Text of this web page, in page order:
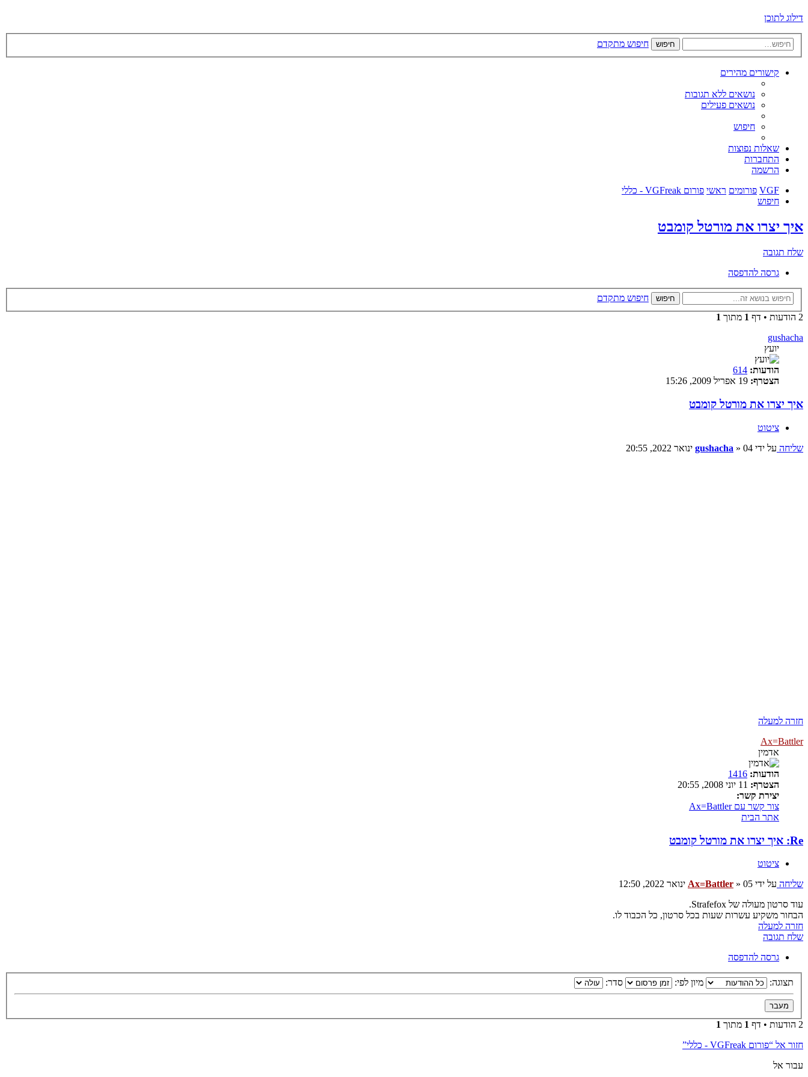
דילוג לתוכן
חיפוש חיפוש מתקדם
קישורים מהירים
נושאים ללא תגובות
נושאים פעילים
חיפוש
שאלות נפוצות
התחברות
הרשמה
VGF פורומים ראשי פורום VGFreak - כללי
חיפוש
איך יצרו את מורטל קומבט
שלח תגובה
גרסה להדפסה
חיפוש
חיפוש מתקדם
2 הודעות • דף
1 מתוך 1
gushacha
יועץ
הודעות: 614
הצטרף:
איך יצרו את מורטל קומבט
ציטוט
שליחה על ידי gushacha » 04 ינואר 2022, 20:55
חזרה למעלה
Ax=Battler
אדמין
הודעות: 1416
הצטרף:
יצירת קשר:
צור קשר עם Ax=Battler
אתר הבית
Re: איך יצרו את מורטל קומבט
ציטוט
שליחה על ידי Ax=Battler » 05 ינואר 2022, 12:50
עוד סרטון מעולה של Strafefox.
הבחור משקיע עשרות שעות בכל סרטון, כל הכבוד לו.
חזרה למעלה
שלח תגובה
גרסה להדפסה
תצוגה: מיון לפי: סדר:
2 הודעות • דף 1 מתוך 1
חזור אל “פורום VGFreak - כללי”
עבור אל